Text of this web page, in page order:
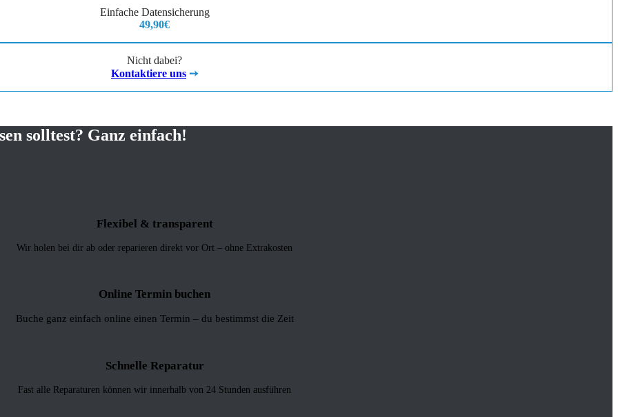
Einfache Datensicherung
49,90€
Nicht dabei?
Kontaktiere uns ➙
solltest? Ganz einfach!
Flexibel & transparent
Wir holen bei dir ab oder reparieren direkt vor Ort – ohne Extrakosten
Online Termin buchen
Buche ganz einfach online einen Termin – du bestimmst die Zeit
Schnelle Reparatur
Fast alle Reparaturen können wir innerhalb von 24 Stunden ausführen